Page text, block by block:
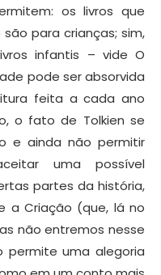
os livros que
para crianças; sim,
infantis – vide O
pode ser absorvida
feita a cada ano
o fato de Tolkien se
e ainda não permitir
uma possível
partes da história,
a Criação (que, lá no
não entremos nesse
uma alegoria